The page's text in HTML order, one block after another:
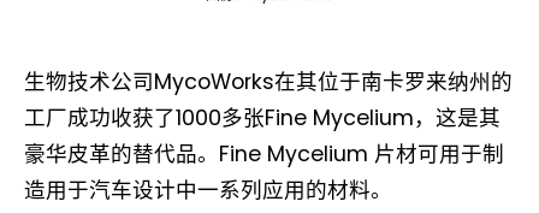
生物技术公司MycoWorks在其位于南卡罗来纳州的
工厂成功收获了1000多张Fine Mycelium，这是其
豪华皮革的替代品。Fine Mycelium 片材可用于制
造用于汽车设计中一系列应用的材料。